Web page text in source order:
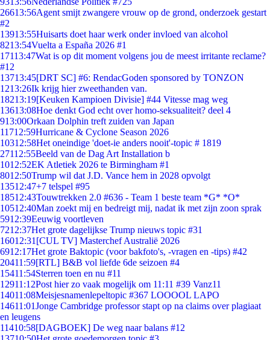
26613:56Agent smijt zwangere vrouw op de grond, onderzoek gestart
#2
13913:55Huisarts doet haar werk onder invloed van alcohol
8213:54Vuelta a España 2026 #1
17113:47Wat is op dit moment volgens jou de meest irritante reclame?
#12
13713:45[DRT SC] #6: RendacGoden sponsored by TONZON
1213:26Ik krijg hier zweethanden van.
18213:19[Keuken Kampioen Divisie] #44 Vitesse mag weg
13613:08Hoe denkt God echt over homo-seksualiteit? deel 4
913:00Orkaan Dolphin treft zuiden van Japan
11712:59Hurricane & Cyclone Season 2026
10312:58Het oneindige 'doet-ie anders nooit'-topic # 1819
27112:55Beeld van de Dag Art Installation b
1012:52EK Atletiek 2026 te Birmingham #1
8012:50Trump wil dat J.D. Vance hem in 2028 opvolgt
13512:47+7 telspel #95
18512:43Touwtrekken 2.0 #636 - Team 1 beste team *G* *O*
10512:40Man zoekt mij en bedreigt mij, nadat ik met zijn zoon sprak
5912:39Eeuwig voortleven
7212:37Het grote dagelijkse Trump nieuws topic #31
16012:31 [CUL TV] Masterchef Australië 2026
6912:17Het grote Baktopic (voor bakfoto's, -vragen en -tips) #42
20411:59[RTL] B&B vol liefde 6de seizoen #4
15411:54Sterren toen en nu #11
12911:12Post hier zo vaak mogelijk om 11:11 #39 Vanz11
14011:08Meisjesnamenlepeltopic #367 LOOOOL LAPO
14611:01Jonge Cambridge professor stapt op na claims over plagiaat
en leugens
11410:58[DAGBOEK] De weg naar balans #12